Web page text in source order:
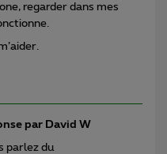
regarder dans mes
par David W
parlez du